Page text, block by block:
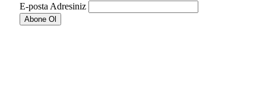
E-posta Adresiniz